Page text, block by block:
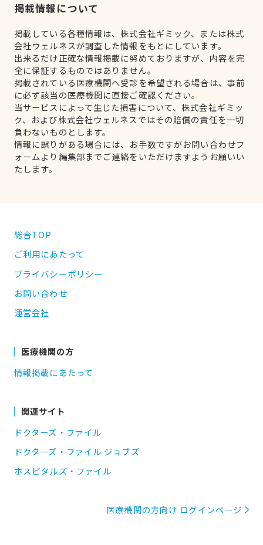
掲載情報について
掲載している各種情報は、株式会社ギミック、または株式
会社ウェルネスが調査した情報をもとにしています。
出来るだけ正確な情報掲載に努めておりますが、内容を完
全に保証するものではありません。
掲載されている医療機関へ受診を希望される場合は、事前
に必ず該当の医療機関に直接ご確認ください。
当サービスによって生じた損害について、株式会社ギミッ
ク、および株式会社ウェルネスではその賠償の責任を一切
負わないものとします。
情報に誤りがある場合には、お手数ですがお問い合わせフ
ォームより編集部までご連絡をいただけますようお願いい
たします。
総合TOP
ご利用にあたって
プライバシーポリシー
お問い合わせ
運営会社
医療機関の方
情報掲載にあたって
関連サイト
ドクターズ・ファイル
ドクターズ・ファイル ジョブズ
ホスピタルズ・ファイル
医療機関の方向け ログインページ